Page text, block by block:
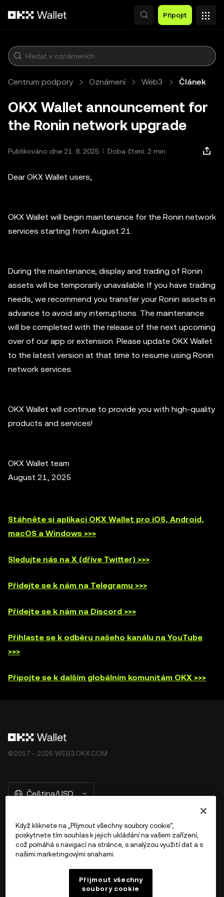
Připojit
Centrum podpory Oznámení Web3 Článek
OKX Wallet announcement for
the Ronin network upgrade
Publikováno dne 21. 8. 2025 Doba čtení: 2 min
Dear OKX Wallet users,
OKX Wallet will begin maintenance for the Ronin network
services starting from August 21.
During the maintenance, display and trading of Ronin
assets will be temporarily unavailable. If you have trading
needs, we recommend you transfer your Ronin assets in
advance to avoid any interruptions. The maintenance
will be completed with the release of the next upcoming
over of our app or extension. Please update OKX Wallet
to the latest version at that time to resume using Ronin
network services.
OKX Wallet will continue to provide you with high-quality
products and services!
OKX Wallet team
August 21, 2025
Stáhněte si aplikaci OKX Wallet pro iOS, Android,
macOS a Windows >>>
Sledujte nás na X (dříve Twitter) >>>
Přidejte se k nám na Telegramu >>>
Přidejte se k nám na Discord >>>
Přihlaste se k odběru našeho kanálu na YouTube
>>>
Připojte se k dalším globálním komunitám OKX >>>
©2017 - 2026 WEB3.OKX.COM
Čeština/USD
Více o OKX Peněžence
Když kliknete na „Přijmout všechny soubory cookie“,
poskytnete tím souhlas k jejich ukládání na vašem zařízení,
což pomáhá s navigací na stránce, s analýzou využití dat a s
našimi marketingovými snahami.
Přijmout všechny
soubory cookie